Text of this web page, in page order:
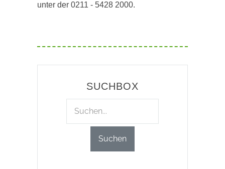
unter der 0211 - 5428 2000.
SUCHBOX